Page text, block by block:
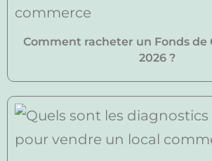
Comment racheter un Fonds de
2026 ?